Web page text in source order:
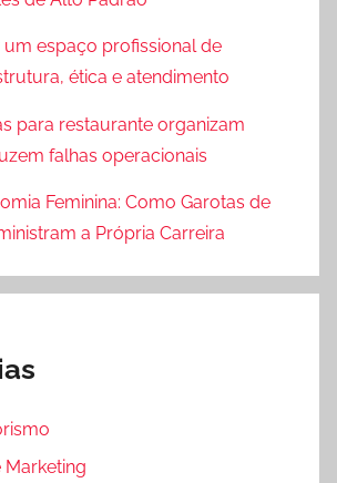
espaço profissional de
ética e atendimento
para restaurante organizam
falhas operacionais
Feminina: Como Garotas de
a Própria Carreira
Marketing